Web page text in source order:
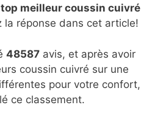
top meilleur coussin cuivré
la réponse dans cet article!
48587 avis, et après avoir
coussin cuivré sur une
pour votre confort,
ce classement.